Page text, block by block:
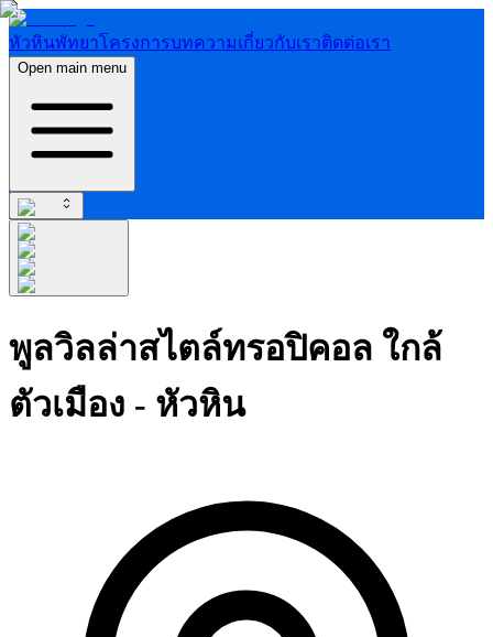
หัวหินพัทยาโครงการบทความเกี่ยวกับเราติดต่อเรา
Open main menu
พูลวิลล่าสไตล์ทรอปิคอล ใกล้
ตัวเมือง - หัวหิน